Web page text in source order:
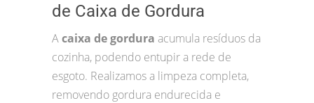
de Caixa de Gordura
Acaixa de gordura acumula resíduos da
cozinha, podendo entupir a rede de
esgoto. Realizamos a limpeza completa,
removendo gordura endurecida e